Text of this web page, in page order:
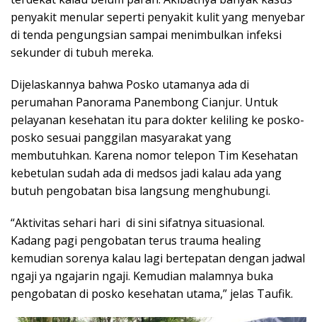
penyakit menular seperti penyakit kulit yang menyebar
di tenda pengungsian sampai menimbulkan infeksi
sekunder di tubuh mereka.
Dijelaskannya bahwa Posko utamanya ada di
perumahan Panorama Panembong Cianjur. Untuk
pelayanan kesehatan itu para dokter keliling ke posko-
posko sesuai panggilan masyarakat yang
membutuhkan. Karena nomor telepon Tim Kesehatan
kebetulan sudah ada di medsos jadi kalau ada yang
butuh pengobatan bisa langsung menghubungi.
“Aktivitas sehari hari di sini sifatnya situasional.
Kadang pagi pengobatan terus trauma healing
kemudian sorenya kalau lagi bertepatan dengan jadwal
ngaji ya ngajarin ngaji. Kemudian malamnya buka
pengobatan di posko kesehatan utama,” jelas Taufik.